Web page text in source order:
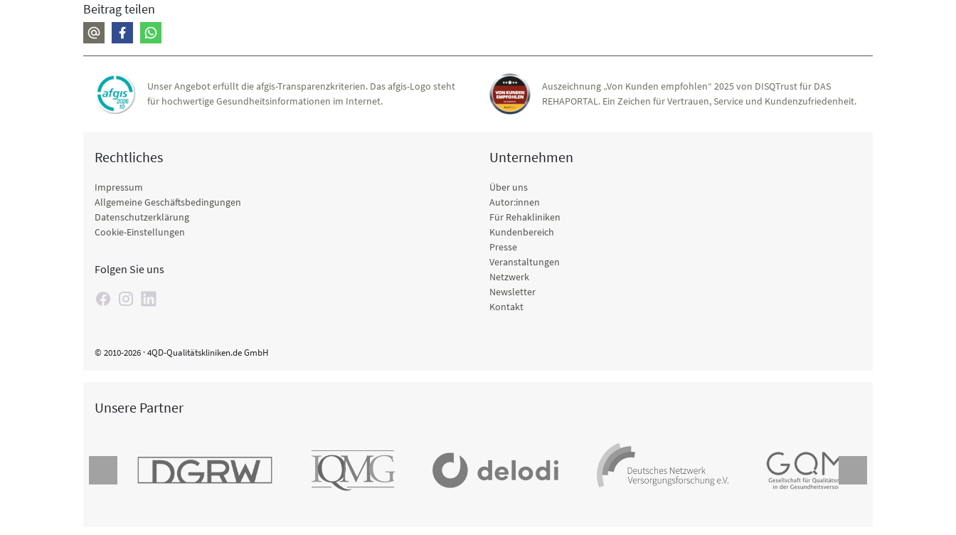
Beitrag teilen
Unser Angebot erfüllt die afgis-Transparenzkriterien. Das afgis-Logo steht
für hochwertige Gesundheitsinformationen im Internet.
Auszeichnung „Von Kunden empfohlen“ 2025 von DISQTrust für DAS
REHAPORTAL. Ein Zeichen für Vertrauen, Service und Kundenzufriedenheit.
Rechtliches
Impressum
Allgemeine Geschäftsbedingungen
Datenschutzerklärung
Cookie-Einstellungen
Folgen Sie uns
Unternehmen
Über uns
Autor:innen
Für Rehakliniken
Kundenbereich
Presse
Veranstaltungen
Netzwerk
Newsletter
Kontakt
© 2010-2026 · 4QD-Qualitätskliniken.de GmbH
Unsere Partner